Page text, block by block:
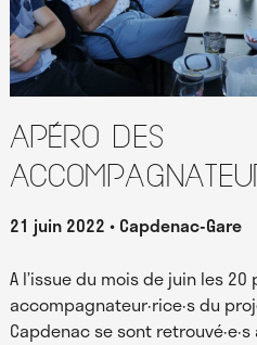
Apéro des
21 juin 2022 Capdenac-Gare
A l’issue du mois de juin les 20
accompagnateur·rice·s du
Capdenac se sont